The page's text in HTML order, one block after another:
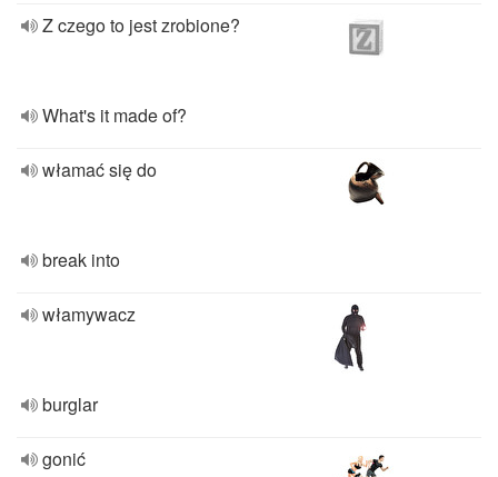
Z czego to jest zrobione?
What's it made of?
włamać się do
break into
włamywacz
burglar
gonić